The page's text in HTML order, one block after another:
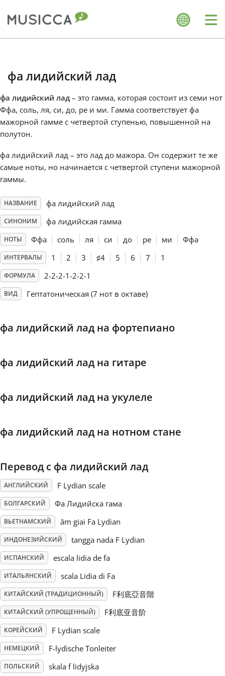
Български
Dansk
Français
한국어
Português
Русский
Svenska
Tiếng Việt
Türkçe
Українська
简体中文
繁體中文
фа лидийский лад
фа лидийский лад – это гамма, которая состоит из семи нот
Ффа, соль, ля, си, до, ре и ми. Гамма соответствует фа
мажорной гамме с четвертой ступенью, повышенной на
полутон.
фа лидийский лад – это лад до мажора. Он содержит те же
самые ноты, но начинается с четвертой ступени мажорной
гаммы.
НАЗВАНИЕ фа лидийский лад
СИНОНИМ фа лидийская гамма
НОТЫ Ффа соль ля си до ре ми Ффа
ИНТЕРВАЛЫ 1 2 3 ♯4 5 6 7 1
ФОРМУЛА 2-2-2-1-2-2-1
ВИД Гептатоническая (7 нот в октаве)
фа лидийский лад на фортепиано
фа лидийский лад на гитаре
фа лидийский лад на укулеле
фа лидийский лад на нотном стане
Перевод с фа лидийский лад
АНГЛИЙСКИЙ F Lydian scale
БОЛГАРСКИЙ Фа Лидийска гама
ВЬЕТНАМСКИЙ âm giai Fa Lydian
ИНДОНЕЗИЙСКИЙ tangga nada F Lydian
ИСПАНСКИЙ escala lidia de fa
ИТАЛЬЯНСКИЙ scala Lidia di Fa
КИТАЙСКИЙ (ТРАДИЦИОННЫЙ) F利底亞音階
КИТАЙСКИЙ (УПРОЩЕННЫЙ) F利底亚音阶
КОРЕЙСКИЙ F Lydian scale
НЕМЕЦКИЙ F-lydische Tonleiter
ПОЛЬСКИЙ skala f lidyjska